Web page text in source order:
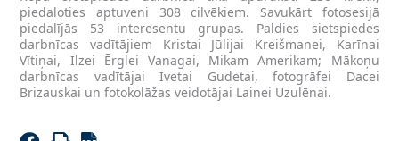
piedaloties aptuveni 308 cilvēkiem. Savukārt fotosesijā
piedalījās 53 interesentu grupas. Paldies sietspiedes
darbnīcas vadītājiem Kristai Jūlijai Kreišmanei, Karīnai
Vītiņai, Ilzei Ērglei Vanagai, Mikam Amerikam; Mākoņu
darbnīcas vadītājai Ivetai Gudetai, fotogrāfei Dacei
Brizauskai un fotokolāžas veidotājai Lainei Uzulēnai.